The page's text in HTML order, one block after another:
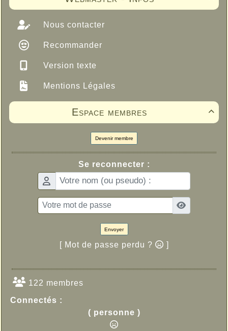
Nous contacter
Recommander
Version texte
Mentions Légales

Espace membres
Devenir membre
Se reconnecter :
Envoyer
[ Mot de passe perdu ? ]
122 membres
Connectés :
( personne )